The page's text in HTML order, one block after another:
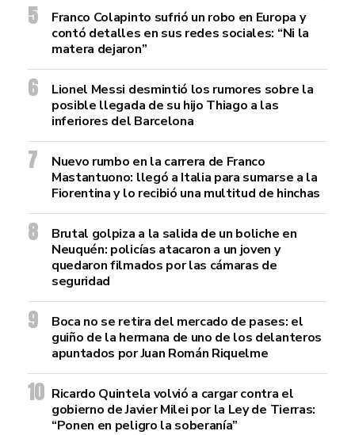
Franco Colapinto sufrió un robo en Europa y
contó detalles en sus redes sociales: “Ni la
matera dejaron”
Lionel Messi desmintió los rumores sobre la
posible llegada de su hijo Thiago a las
inferiores del Barcelona
Nuevo rumbo en la carrera de Franco
Mastantuono: llegó a Italia para sumarse a la
Fiorentina y lo recibió una multitud de hinchas
Brutal golpiza a la salida de un boliche en
Neuquén: policías atacaron a un joven y
quedaron filmados por las cámaras de
seguridad
Boca no se retira del mercado de pases: el
guiño de la hermana de uno de los delanteros
apuntados por Juan Román Riquelme
Ricardo Quintela volvió a cargar contra el
gobierno de Javier Milei por la Ley de Tierras:
“Ponen en peligro la soberanía”